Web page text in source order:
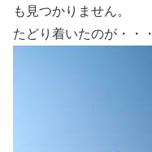
も見つかりません。
たどり着いたのが・・・